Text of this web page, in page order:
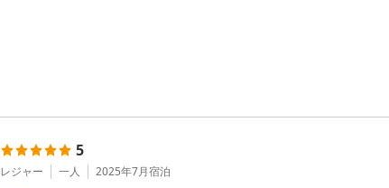
5
レジャー 一人 2025年7月宿泊